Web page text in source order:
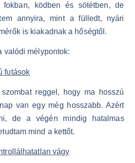
ködben és sötétben, de
annyira, mint a fülledt, nyári
is kiakadnak a hőségtől.
valódi mélypontok:
futások
reggel, hogy ma hosszú
van egy még hosszabb. Azért
de a végén mindig hatalmas
mind a kettőt.
vágy